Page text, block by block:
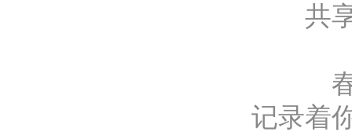
共
记录着